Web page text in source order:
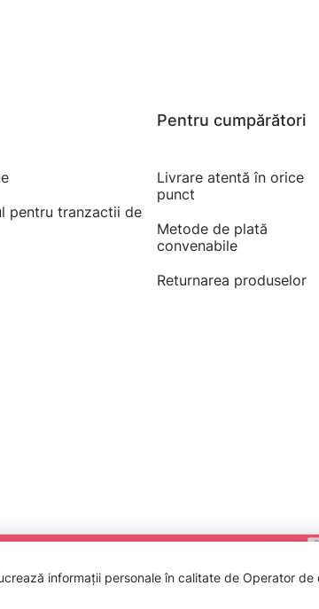
pentru tranzactii de
Pentru cumpărători
Livrare atentă în orice
punct
Metode de plată
convenabile
Returnarea produselor
informații personale în calitate de Operator